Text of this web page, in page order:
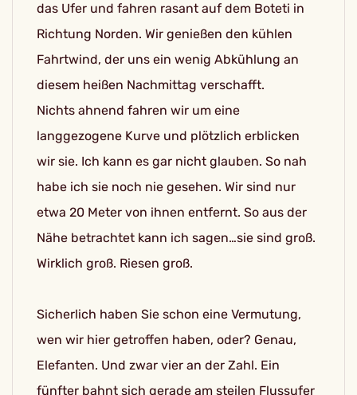
das Ufer und fahren rasant auf dem Boteti in
Richtung Norden. Wir genießen den kühlen
Fahrtwind, der uns ein wenig Abkühlung an
diesem heißen Nachmittag verschafft.
Nichts ahnend fahren wir um eine
langgezogene Kurve und plötzlich erblicken
wir sie. Ich kann es gar nicht glauben. So nah
habe ich sie noch nie gesehen. Wir sind nur
etwa 20 Meter von ihnen entfernt. So aus der
Nähe betrachtet kann ich sagen…sie sind groß.
Wirklich groß. Riesen groß.
Sicherlich haben Sie schon eine Vermutung,
wen wir hier getroffen haben, oder? Genau,
Elefanten. Und zwar vier an der Zahl. Ein
fünfter bahnt sich gerade am steilen Flussufer